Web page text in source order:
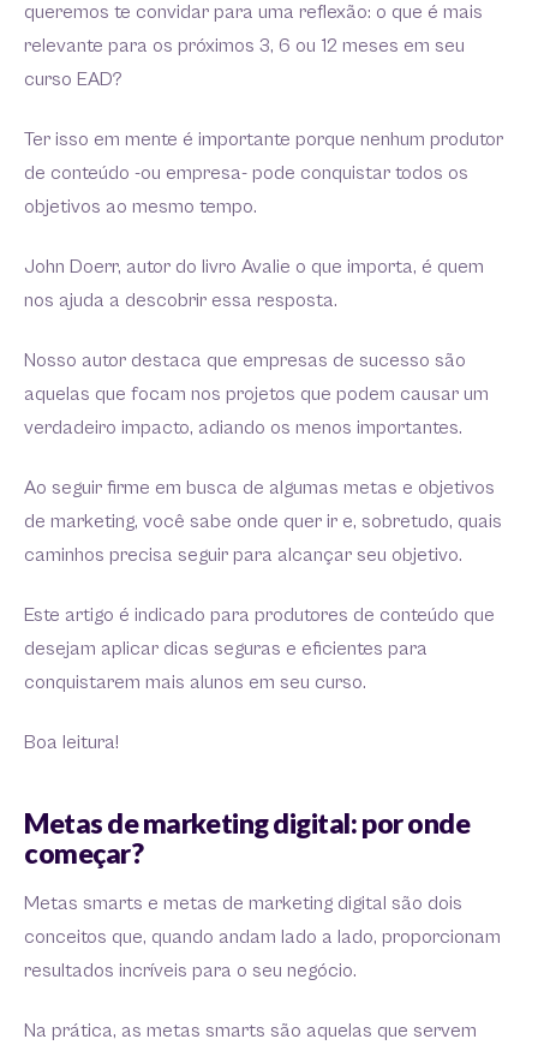
queremos te convidar para uma reflexão: o que é mais
relevante para os próximos 3, 6 ou 12 meses em seu
curso EAD?
Ter isso em mente é importante porque nenhum produtor
de conteúdo -ou empresa- pode conquistar todos os
objetivos ao mesmo tempo.
John Doerr, autor do livro Avalie o que importa, é quem
nos ajuda a descobrir essa resposta.
Nosso autor destaca que empresas de sucesso são
aquelas que focam nos projetos que podem causar um
verdadeiro impacto, adiando os menos importantes.
Ao seguir firme em busca de algumas metas e objetivos
de marketing, você sabe onde quer ir e, sobretudo, quais
caminhos precisa seguir para alcançar seu objetivo.
Este artigo é indicado para produtores de conteúdo que
desejam aplicar dicas seguras e eficientes para
conquistarem mais alunos em seu curso.
Boa leitura!
Metas de marketing digital: por onde
começar?
Metas smarts e metas de marketing digital são dois
conceitos que, quando andam lado a lado, proporcionam
resultados incríveis para o seu negócio.
Na prática, as metas smarts são aquelas que servem